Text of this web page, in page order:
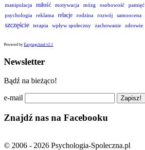
manipulacja
miłość motywacja mózg osobowość pamięć
psychologia
reklama relacje rodzina rozwój samoocena
szczęście terapia wpływ społeczny zachowanie zdrowie
Powered by Easytagcloud v2.1
Newsletter
Bądź na bieżąco!
e-mail
Znajdź nas na Facebooku
© 2006 - 2026 Psychologia-Spoleczna.pl